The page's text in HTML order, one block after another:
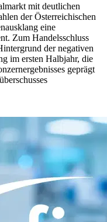
mit deutlichen
der Österreichischen
eine
Zum Handelsschluss
der negativen
im ersten Halbjahr, die
geprägt